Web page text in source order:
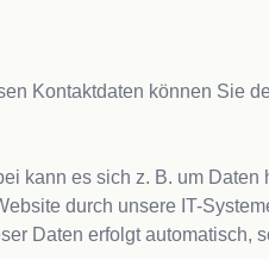
Kontaktdaten können Sie
kann es sich z. B. um
durch unsere IT-
Daten erfolgt automatisch,